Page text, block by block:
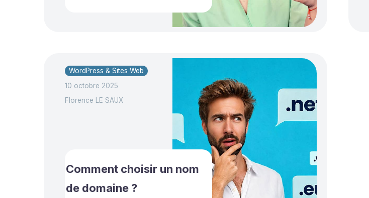
WordPress & Sites Web
10 octobre 2025
Florence LE SAUX
Comment choisir un nom
de domaine ?